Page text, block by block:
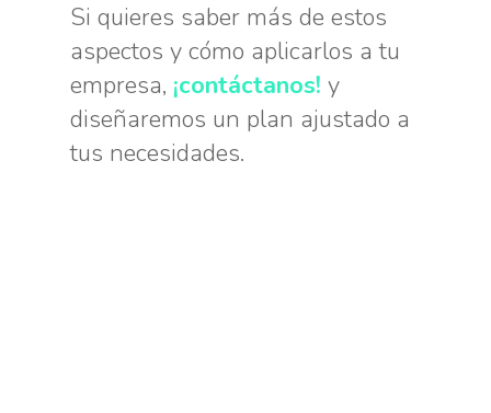
Si quieres saber más de estos
aspectos y cómo aplicarlos a tu
empresa, ¡contáctanos! y
diseñaremos un plan ajustado a
tus necesidades.